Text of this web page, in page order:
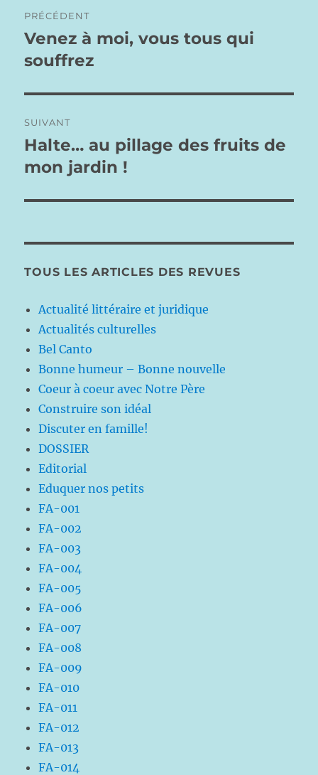
de
l’article
PRÉCÉDENT
Publication
précédente :
Venez à moi, vous tous qui
souffrez
SUIVANT
Publication
suivante :
Halte… au pillage des fruits de
mon jardin !
TOUS LES ARTICLES DES REVUES
Actualité littéraire et juridique
Actualités culturelles
Bel Canto
Bonne humeur – Bonne nouvelle
Coeur à coeur avec Notre Père
Construire son idéal
Discuter en famille!
DOSSIER
Editorial
Eduquer nos petits
FA-001
FA-002
FA-003
FA-004
FA-005
FA-006
FA-007
FA-008
FA-009
FA-010
FA-011
FA-012
FA-013
FA-014